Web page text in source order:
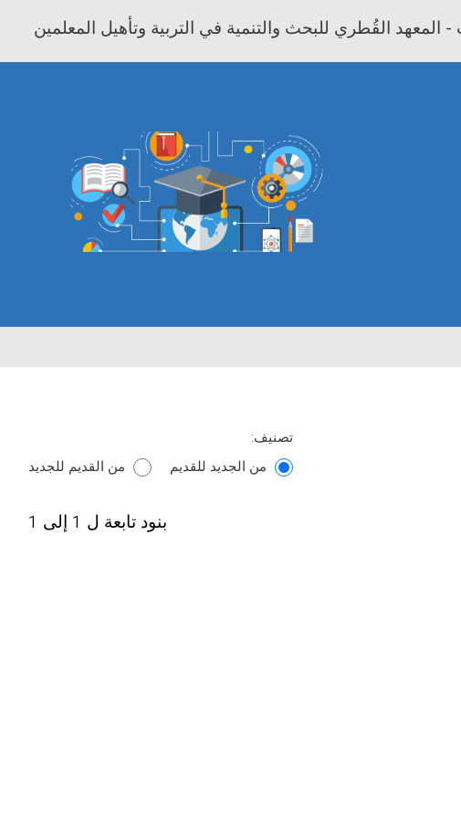
المعهد القُطري للبحث والتنمية في التربية وتأهيل المعلمين
تصنيف:
من الجديد للقديم
من القديم للجديد
بنود تابعة ل 1 إلى 1